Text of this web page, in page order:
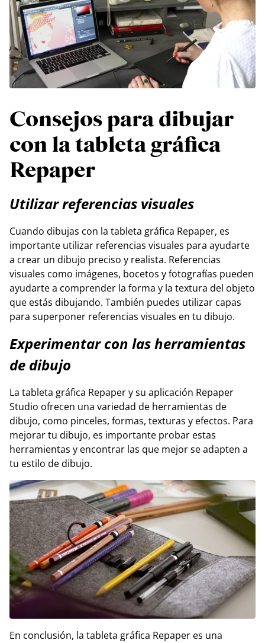
Consejos para dibujar
con la tableta gráfica
Repaper
Utilizar referencias visuales
Cuando dibujas con la tableta gráfica Repaper, es
importante utilizar referencias visuales para ayudarte
a crear un dibujo preciso y realista. Referencias
visuales como imágenes, bocetos y fotografías pueden
ayudarte a comprender la forma y la textura del objeto
que estás dibujando. También puedes utilizar capas
para superponer referencias visuales en tu dibujo.
Experimentar con las herramientas
de dibujo
La tableta gráfica Repaper y su aplicación Repaper
Studio ofrecen una variedad de herramientas de
dibujo, como pinceles, formas, texturas y efectos. Para
mejorar tu dibujo, es importante probar estas
herramientas y encontrar las que mejor se adapten a
tu estilo de dibujo.
En conclusión, la tableta gráfica Repaper es una